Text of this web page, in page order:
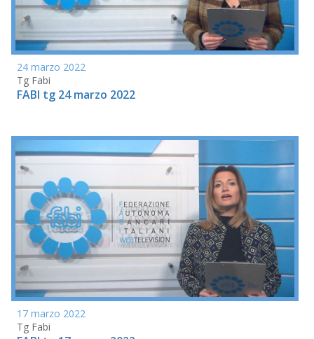
24 marzo 2022
Tg Fabi
FABI tg 24 marzo 2022
17 marzo 2022
Tg Fabi